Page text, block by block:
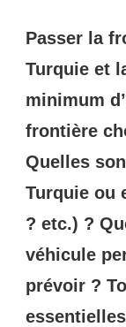
Passer la
Turquie et
minimum
frontière
Quelles
Turquie ou
? etc.) ?
véhicule
prévoir ?